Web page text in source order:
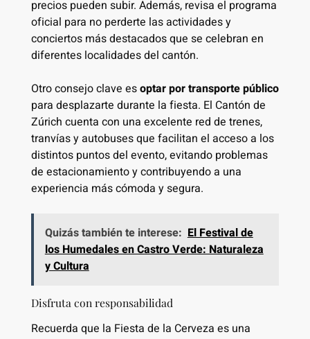
precios pueden subir. Además, revisa el programa
oficial para no perderte las actividades y
conciertos más destacados que se celebran en
diferentes localidades del cantón.
Otro consejo clave esoptar por transporte público
para desplazarte durante la fiesta. El Cantón de
Zúrich cuenta con una excelente red de trenes,
tranvías y autobuses que facilitan el acceso a los
distintos puntos del evento, evitando problemas
de estacionamiento y contribuyendo a una
experiencia más cómoda y segura.
Quizás también te interese: El Festival de
los Humedales en Castro Verde: Naturaleza
y Cultura
Disfruta con responsabilidad
Recuerda que la Fiesta de la Cerveza es una